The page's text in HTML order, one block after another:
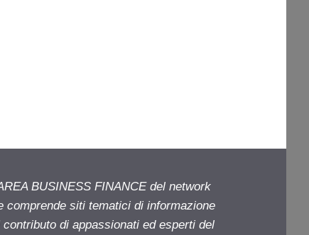
BUSINESS FINANCE del network
comprende siti tematici di informazione
di appassionati ed esperti del